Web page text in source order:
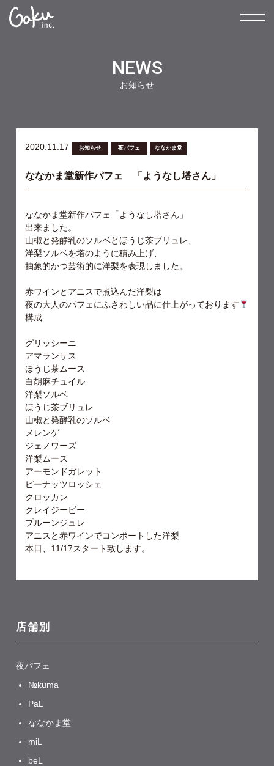
NEWS
お知らせ
2020.11.17 お知らせ 夜パフェ ななかま堂
ななかま堂新作パフェ 「ようなし塔さん」
ななかま堂新作パフェ「ようなし塔さん」
出来ました。
山椒と発酵乳のソルベとほうじ茶ブリュレ、
洋梨ソルベを塔のように積み上げ、
抽象的かつ芸術的に洋梨を表現しました。
赤ワインとアニスで煮込んだ洋梨は
夜の大人のパフェにふさわしい品に仕上がっております
構成
グリッシーニ
アマランサス
ほうじ茶ムース
白胡麻チュイル
洋梨ソルベ
ほうじ茶ブリュレ
山椒と発酵乳のソルベ
メレンゲ
ジェノワーズ
洋梨ムース
アーモンドガレット
ピーナッツロッシェ
クロッカン
クレイジービー
プルーンジュレ
アニスと赤ワインでコンポートした洋梨
本日、11/17スタート致します。
店舗別
夜パフェ
№kuma
PaL
ななかま堂
miL
beL